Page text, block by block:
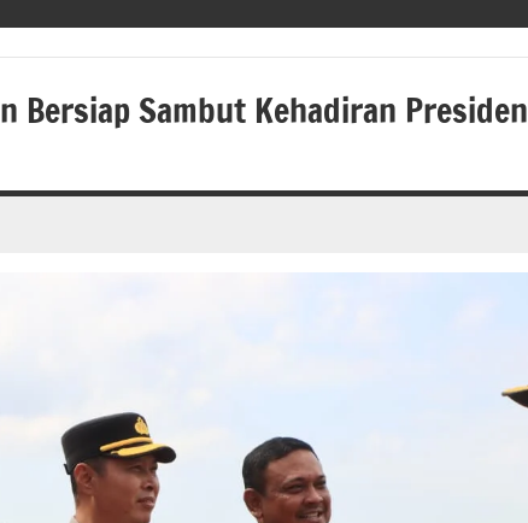
Bersiap Sambut Kehadiran Presiden